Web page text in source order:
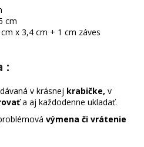
cm
x 3,4 cm + 1 cm záves
:
v krásnej krabičke, v
a aj každodenne ukladať.
výmena či vrátenie